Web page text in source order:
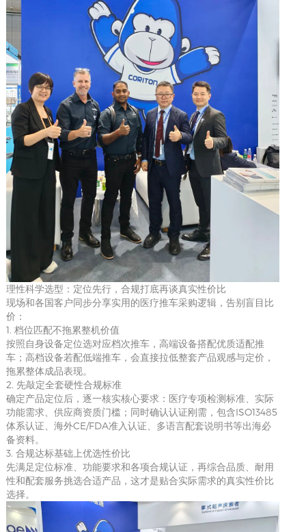
理性科学选型：定位先行，合规打底再谈真实性价比
现场和各国客户同步分享实用的医疗推车采购逻辑，告别盲目比
价：
1. 档位匹配不拖累整机价值
按照自身设备定位选对应档次推车，高端设备搭配优质适配推
车；高档设备若配低端推车，会直接拉低整套产品观感与定价，
拖累整体成品表现。
2. 先敲定全套硬性合规标准
确定产品定位后，逐一核实核心要求：医疗专项检测标准、实际
功能需求、供应商资质门槛；同时确认认证刚需，包含ISO13485
体系认证、海外CE/FDA准入认证、多语言配套说明书等出海必
备资料。
3. 合规达标基础上优选性价比
先满足定位标准、功能要求和各项合规认证，再综合品质、耐用
性和配套服务挑选合适产品，这才是贴合实际需求的真实性价比
选择。